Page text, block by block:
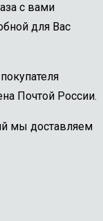
с вами
для Вас
Почтой России.
мы доставляем